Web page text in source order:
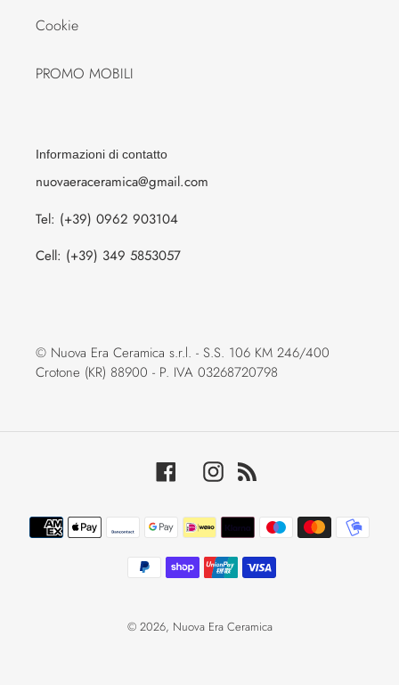
Cookie
PROMO MOBILI
Informazioni di contatto
nuovaeraceramica@gmail.com
Tel: (+39) 0962 903104
Cell: (+39) 349 5853057
© Nuova Era Ceramica s.r.l. - S.S. 106 KM 246/400
Crotone (KR) 88900 - P. IVA 03268720798
FacebookInstagram
Metodi
di
pagamento
© 2026, Nuova Era Ceramica